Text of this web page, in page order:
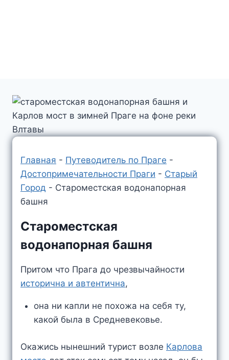
Главная - Путеводитель по Праге -
Достопримечательности Праги - Старый
Город - Староместская водонапорная
башня
Староместская
водонапорная башня
Притом что Прага до чрезвычайности
исторична и автентична,
она ни капли не похожа на себя ту,
какой была в Средневековье.
Окажись нынешний турист возле Карлова